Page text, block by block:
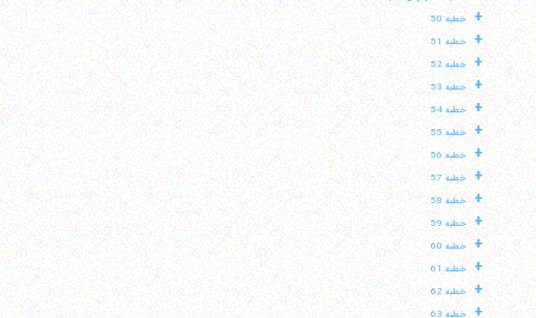
+ خطبه 50
+ خطبه 51
+ خطبه 52
+ خطبه 53
+ خطبه 54
+ خطبه 55
+ خطبه 56
+ خطبه 57
+ خطبه 58
+ خطبه 59
+ خطبه 60
+ خطبه 61
+ خطبه 62
+ خطبه 63